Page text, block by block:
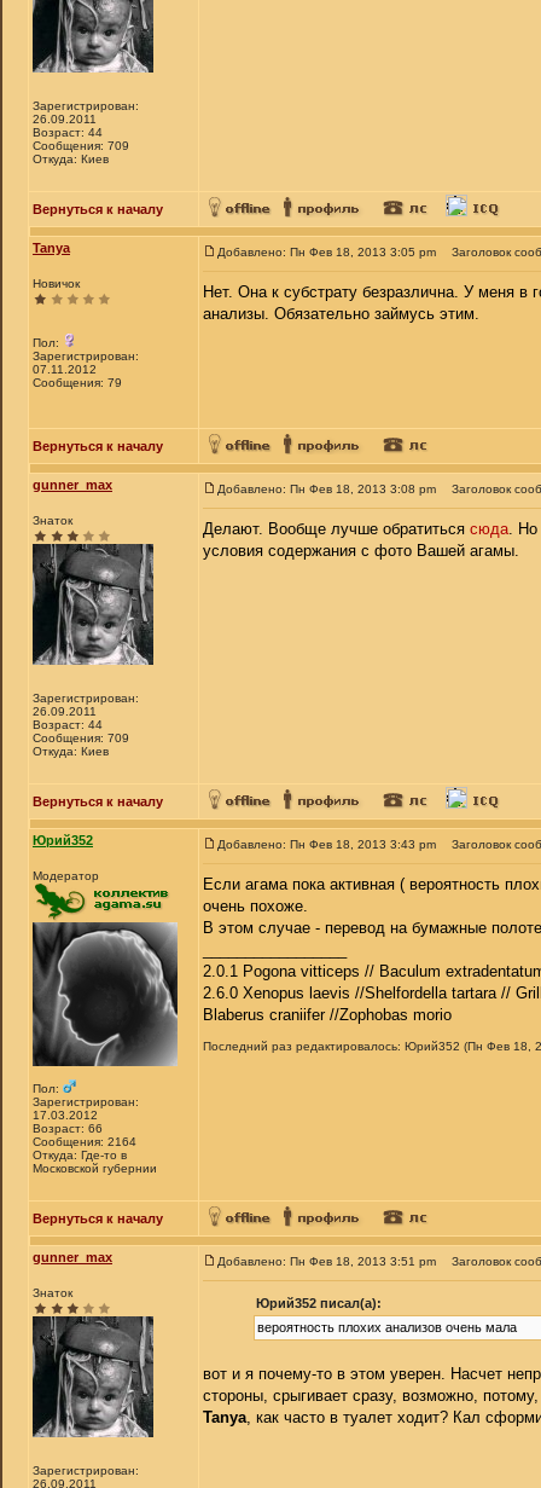
Зарегистрирован:
26.09.2011
Возраст: 44
Сообщения: 709
Откуда: Киев
Вернуться к началу
Tanya
Новичок
Пол:
Зарегистрирован:
07.11.2012
Сообщения: 79
Добавлено: Пн Фев 18, 2013 3:05 pm Заголовок
Нет. Она к субстрату безразлична. У меня в
анализы. Обязательно займусь этим.
Вернуться к началу
gunner_max
Знаток
Зарегистрирован:
26.09.2011
Возраст: 44
Сообщения: 709
Откуда: Киев
Добавлено: Пн Фев 18, 2013 3:08 pm Заголовок
Делают. Вообще лучше обратиться сюда. Но
условия содержания с фото Вашей агамы.
Вернуться к началу
Юрий352
Модератор
Пол:
Зарегистрирован:
17.03.2012
Возраст: 66
Сообщения: 2164
Откуда: Где-то в
Московской губернии
Добавлено: Пн Фев 18, 2013 3:43 pm Заголовок
Если агама пока активная ( вероятность
очень похоже.
В этом случае - перевод на бумажные
2.0.1 Pogona vitticeps // Baculum
2.6.0 Xenopus laevis //Shelfordella tartara //
Blaberus craniifer //Zophobas morio
Последний раз редактировалось: Юрий352 (Пн Фев 18,
Вернуться к началу
gunner_max
Знаток
Зарегистрирован:
26.09.2011
Добавлено: Пн Фев 18, 2013 3:51 pm Заголовок
Юрий352 писал(а):
вероятность плохих анализов очень мала
вот и я почему-то в этом уверен. Насчет
стороны, срыгивает сразу, возможно,
Tanya, как часто в туалет ходит? Кал